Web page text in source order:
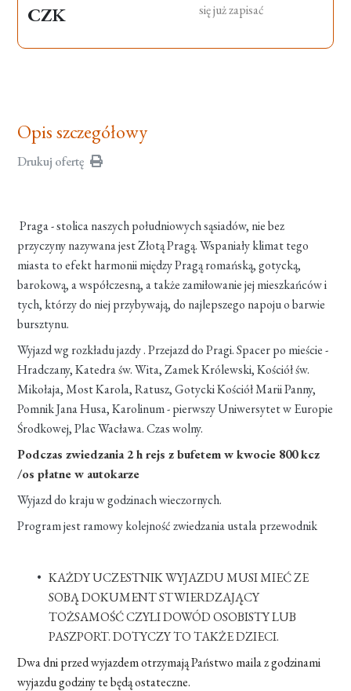
CZK
się już zapisać
Opis szczegółowy
Drukuj ofertę
Praga - stolica naszych południowych sąsiadów, nie bez
przyczyny nazywana jest Złotą Pragą. Wspaniały klimat tego
miasta to efekt harmonii między Pragą romańską, gotycką,
barokową, a współczesną, a także zamiłowanie jej mieszkańców i
tych, którzy do niej przybywają, do najlepszego napoju o barwie
bursztynu.
Wyjazd wg rozkładu jazdy . Przejazd do Pragi. Spacer po mieście -
Hradczany, Katedra św. Wita, Zamek Królewski, Kościół św.
Mikołaja, Most Karola, Ratusz, Gotycki Kościół Marii Panny,
Pomnik Jana Husa, Karolinum - pierwszy Uniwersytet w Europie
Środkowej, Plac Wacława. Czas wolny.
Podczas zwiedzania 2 h rejs z bufetem w kwocie 800 kcz
/os płatne w autokarze
Wyjazd do kraju w godzinach wieczornych.
Program jest ramowy kolejność zwiedzania ustala przewodnik
KAŻDY UCZESTNIK WYJAZDU MUSI MIEĆ ZE
SOBĄ DOKUMENT STWIERDZAJĄCY
TOŻSAMOŚĆ CZYLI DOWÓD OSOBISTY LUB
PASZPORT. DOTYCZY TO TAKŻE DZIECI.
Dwa dni przed wyjazdem otrzymają Państwo maila z godzinami
wyjazdu godziny te będą ostateczne.